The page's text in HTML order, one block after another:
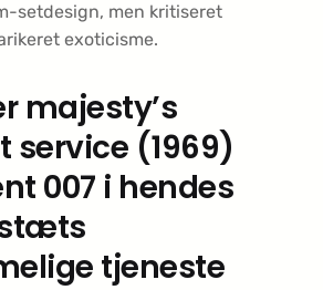
setdesign, men kritiseret
exoticisme.
majesty’s
service (1969)
007 i hendes
tjeneste